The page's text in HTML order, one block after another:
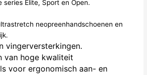
series Elite, Sport en Open.
neopreenhandschoenen en
vingerversterkingen.
van hoge kwaliteit
voor ergonomisch aan- en